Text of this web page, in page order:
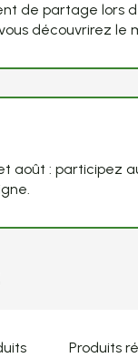
de partage lors
découvrirez le
août : participez
Produits